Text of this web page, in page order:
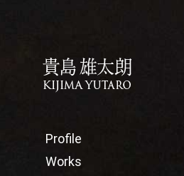
Profile
Works